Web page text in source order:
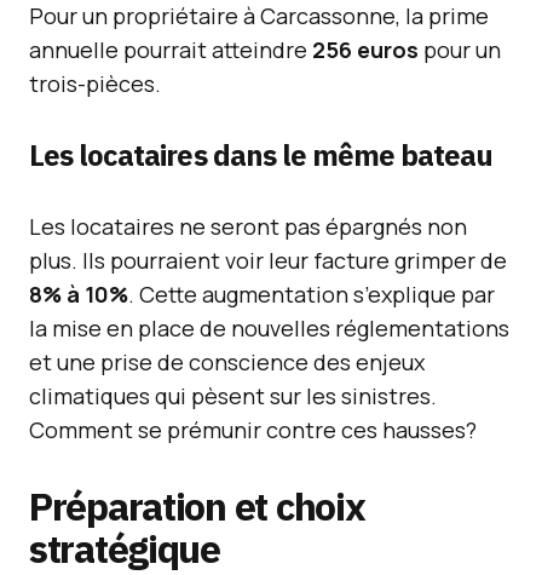
Pour un propriétaire à Carcassonne, la prime
annuelle pourrait atteindre 256 euros pour un
trois-pièces.
Les locataires dans le même bateau
Les locataires ne seront pas épargnés non
plus. Ils pourraient voir leur facture grimper de
8% à 10%. Cette augmentation s’explique par
la mise en place de nouvelles réglementations
et une prise de conscience des enjeux
climatiques qui pèsent sur les sinistres.
Comment se prémunir contre ces hausses?
Préparation et choix
stratégique